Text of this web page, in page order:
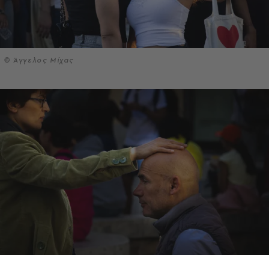
© Άγγελος Μίχας